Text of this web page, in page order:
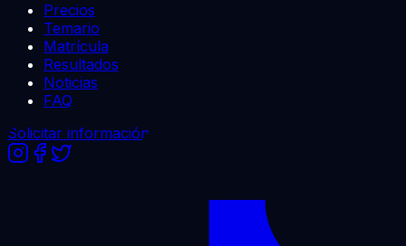
Precios
Temario
Matrícula
Resultados
Noticias
FAQ
Solicitar información